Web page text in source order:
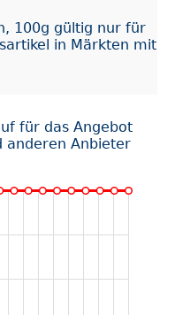
100g gültig nur für
in Märkten mit
für das Angebot
anderen Anbieter